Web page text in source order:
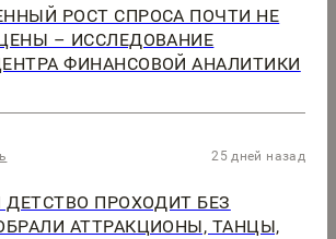
РОСТ СПРОСА ПОЧТИ НЕ
– ИССЛЕДОВАНИЕ
ФИНАНСОВОЙ АНАЛИТИКИ
25 дней назад
ДЕТСТВО ПРОХОДИТ БЕЗ
АТТРАКЦИОНЫ, ТАНЦЫ,